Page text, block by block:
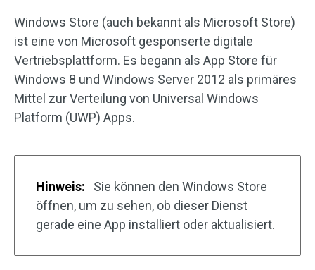
Windows Store (auch bekannt als Microsoft Store)
ist eine von Microsoft gesponserte digitale
Vertriebsplattform. Es begann als App Store für
Windows 8 und Windows Server 2012 als primäres
Mittel zur Verteilung von Universal Windows
Platform (UWP) Apps.
Hinweis:
Sie können den Windows Store
öffnen, um zu sehen, ob dieser Dienst
gerade eine App installiert oder aktualisiert.